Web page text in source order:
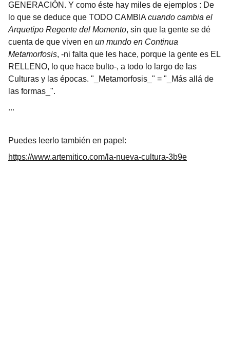
GENERACIÓN. Y como éste hay miles de ejemplos : De
lo que se deduce que TODO CAMBIA cuando cambia el
Arquetipo Regente del Momento, sin que la gente se dé
cuenta de que viven en un mundo en Continua
Metamorfosis, -ni falta que les hace, porque la gente es EL
RELLENO, lo que hace bulto-, a todo lo largo de las
Culturas y las épocas. "_Metamorfosis_" = "_Más allá de
las formas_".
...
Puedes leerlo también en papel:
https://www.artemitico.com/la-nueva-cultura-3b9e